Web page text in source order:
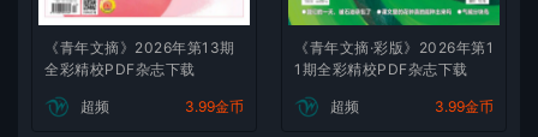
《青年文摘》2026年第13期
全彩精校PDF杂志下载
超频 3.99金币
《青年文摘·彩版》2026年第1
1期全彩精校PDF杂志下载
超频 3.99金币